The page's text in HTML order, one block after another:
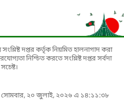
দপ্তর কর্তৃক নিয়মিত হালনাগাদ করা
নিশ্চিত করতে সংশ্লিষ্ট দপ্তর সর্বদা
সচেষ্ট।
সোমবার, ২০ জুলাই, ২০২৬ এ ১৪:১১:৩৮